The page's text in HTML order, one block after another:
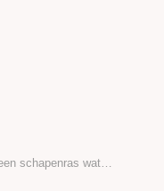
schapenras wat…